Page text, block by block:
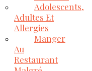
Adolescents,
Adultes Et
Allergies
Manger
Au
Restaurant